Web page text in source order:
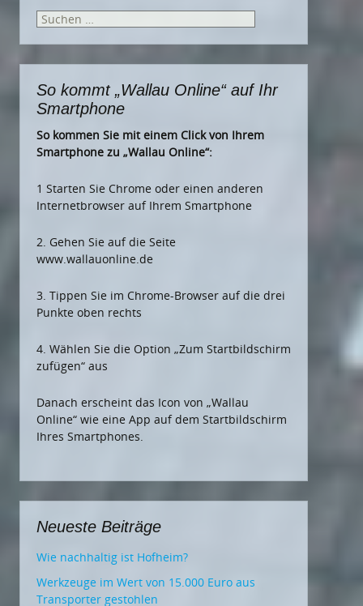
Suchen
So kommt „Wallau Online“ auf Ihr
Smartphone
So kommen Sie mit einem Click von Ihrem
Smartphone zu „Wallau Online“:
1 Starten Sie Chrome oder einen anderen
Internetbrowser auf Ihrem Smartphone
2. Gehen Sie auf die Seite
www.wallauonline.de
3. Tippen Sie im Chrome-Browser auf die drei
Punkte oben rechts
4. Wählen Sie die Option „Zum Startbildschirm
zufügen“ aus
Danach erscheint das Icon von „Wallau
Online“ wie eine App auf dem Startbildschirm
Ihres Smartphones.
Neueste Beiträge
Wie nachhaltig ist Hofheim?
Werkzeuge im Wert von 15.000 Euro aus
Transporter gestohlen